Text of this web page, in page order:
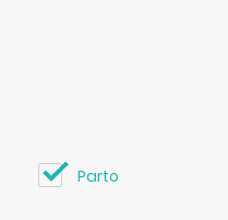
Parto